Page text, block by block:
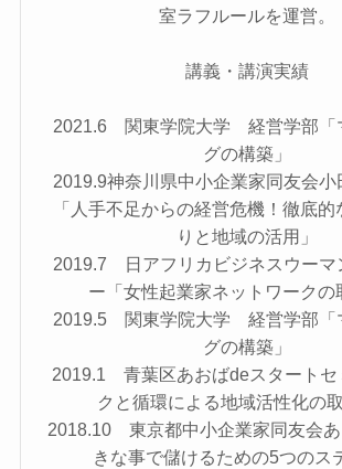
室ラフルールを運営。
講義・講演実績
2021.6 関東学院大学 経営学部「
グの構築」
2019.9神奈川県中小企業家同友会小
「人手不足からの経営危機！徹底的
りと地域の活用」
2019.7 日アフリカビジネスウーマ
ー「女性起業家ネットワークの
2019.5 関東学院大学 経営学部「
グの構築」
2019.1 青葉区あおばdeスタートセ
クと循環による地域活性化の取
2018.10 東京都中小企業家同友会
きな事で儲けるための5つのス